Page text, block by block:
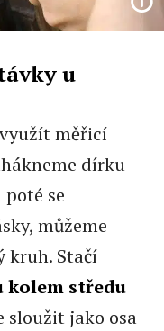
u
měřicí
dírku
se
můžeme
kruh. Stačí
kolem středu
sloužit jako osa